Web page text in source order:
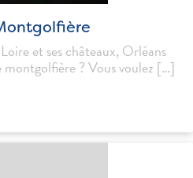
et ses châteaux, Orléans
montgolfière ? Vous voulez […]